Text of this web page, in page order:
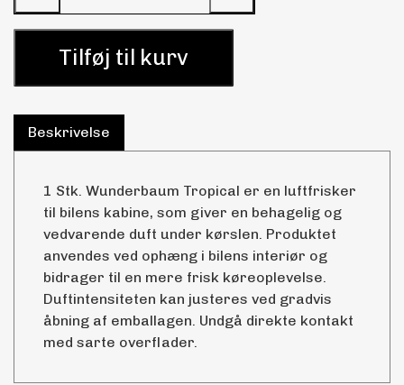
Tilføj til kurv
Beskrivelse
1 Stk. Wunderbaum Tropical er en luftfrisker
til bilens kabine, som giver en behagelig og
vedvarende duft under kørslen. Produktet
anvendes ved ophæng i bilens interiør og
bidrager til en mere frisk køreoplevelse.
Duftintensiteten kan justeres ved gradvis
åbning af emballagen. Undgå direkte kontakt
med sarte overflader.